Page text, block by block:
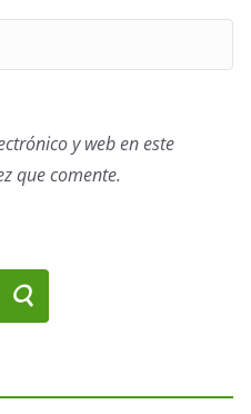
y web en este
que comente.